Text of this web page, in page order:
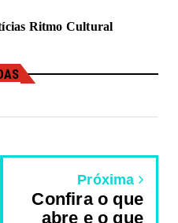
Ritmo Cultural
Próxima
Confira o que
abre e o que